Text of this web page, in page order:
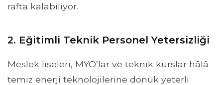
rafta kalabiliyor.
2. Eğitimli Teknik Personel Yetersizliği
Meslek liseleri, MYO’lar ve teknik kurslar hâlâ
temiz enerji teknolojilerine dönük yeterli